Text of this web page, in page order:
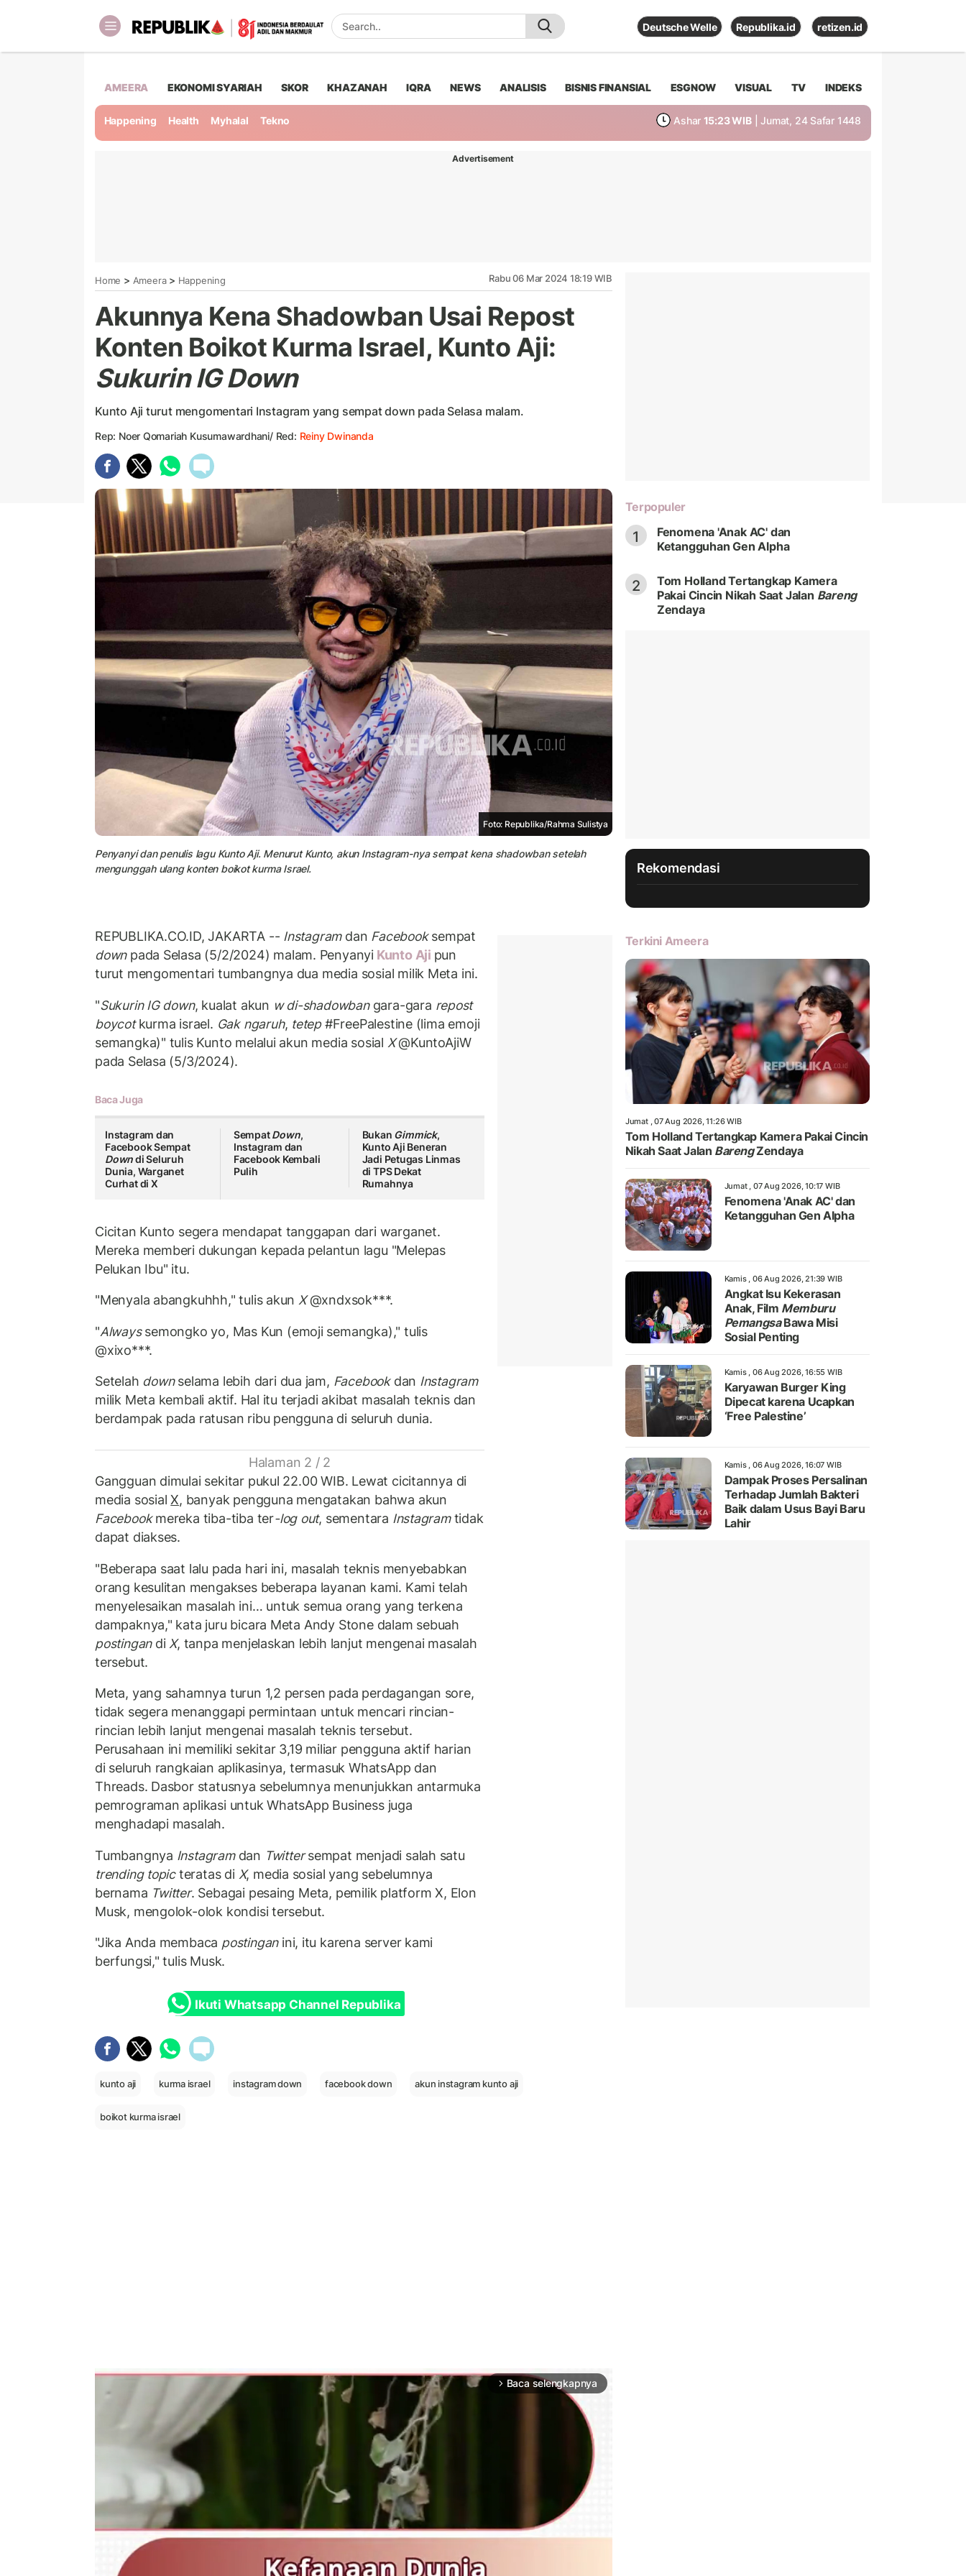
Deutsche Welle Republika.id retizen.id
AMEERA EKONOMI SYARIAH SKOR KHAZANAH IQRA NEWS ANALISIS BISNIS FINANSIAL ESGNOW VISUAL TV INDEKS
Happening Health Myhalal Tekno Ashar 15:23 WIB | Jumat, 24 Safar 1448
Advertisement
Home > Ameera> Happening Rabu 06 Mar 2024 18:19 WIB
Akunnya Kena Shadowban Usai Repost
Konten Boikot Kurma Israel, Kunto Aji:
Sukurin IG Down
Kunto Aji turut mengomentari Instagram yang sempat down pada Selasa malam.
Rep: Noer Qomariah Kusumawardhani/ Red: Reiny Dwinanda
Foto: Republika/Rahma Sulistya
Penyanyi dan penulis lagu Kunto Aji. Menurut Kunto, akun Instagram-nya sempat kena shadowban setelah
mengunggah ulang konten boikot kurma Israel.
REPUBLIKA.CO.ID, JAKARTA -- Instagramdan Facebooksempat
downpada Selasa (5/2/2024) malam. PenyanyiKunto Aji pun
turut mengomentari tumbangnya dua media sosial milik Meta ini.
"Sukurin IG down, kualat akun w di-shadowbangara-gara repost
boycotkurma israel. Gak ngaruh, tetep#FreePalestine (lima emoji
semangka)" tulis Kunto melalui akun media sosial X@KuntoAjiW
pada Selasa (5/3/2024).
Baca Juga
Instagram dan
Facebook Sempat
Downdi Seluruh
Dunia, Warganet
Curhat di X
SempatDown,
Instagram dan
Facebook Kembali
Pulih
Bukan Gimmick,
Kunto Aji Beneran
Jadi Petugas Linmas
di TPS Dekat
Rumahnya
Cicitan Kunto segera mendapat tanggapan dari warganet.
Mereka memberi dukungan kepada pelantun lagu "Melepas
Pelukan Ibu" itu.
"Menyala abangkuhhh," tulis akun X@xndxsok***.
"Alwayssemongko yo, Mas Kun (emoji semangka)," tulis
@xixo***.
Setelah downselama lebih dari dua jam, Facebookdan Instagram
milik Meta kembali aktif. Hal itu terjadi akibat masalah teknis dan
berdampak pada ratusan ribu pengguna di seluruh dunia.
Halaman 2 / 2
Gangguan dimulai sekitar pukul 22.00 WIB. Lewat cicitannya di
media sosialX, banyak pengguna mengatakan bahwa akun
Facebookmereka tiba-tiba ter-log out, sementara Instagramtidak
dapat diakses.
"Beberapa saat lalu pada hari ini, masalah teknis menyebabkan
orang kesulitan mengakses beberapa layanan kami. Kami telah
menyelesaikan masalah ini… untuk semua orang yang terkena
dampaknya," kata juru bicara Meta Andy Stone dalam sebuah
postingandi X, tanpa menjelaskan lebih lanjut mengenai masalah
tersebut.
Meta, yang sahamnya turun 1,2 persen pada perdagangan sore,
tidak segera menanggapi permintaan untuk mencari rincian-
rincian lebih lanjut mengenai masalah teknis tersebut.
Perusahaan ini memiliki sekitar 3,19 miliar pengguna aktif harian
di seluruh rangkaian aplikasinya, termasuk WhatsApp dan
Threads. Dasbor statusnya sebelumnya menunjukkan antarmuka
pemrograman aplikasi untuk WhatsApp Business juga
menghadapi masalah.
Tumbangnya Instagramdan Twittersempat menjadi salah satu
trending topicteratas di X, media sosial yang sebelumnya
bernama Twitter. Sebagai pesaing Meta, pemilik platform X, Elon
Musk, mengolok-olok kondisi tersebut.
"Jika Anda membaca postinganini, itu karena server kami
berfungsi," tulis Musk.
Ikuti Whatsapp Channel Republika
kunto aji kurma israel instagram down facebook down akun instagram kunto aji
boikot kurma israel
arrow_forward_ios Baca selengkapnya
Terpopuler
1
Fenomena 'Anak AC' dan
Ketangguhan Gen Alpha
2
Tom Holland Tertangkap Kamera
Pakai Cincin Nikah Saat Jalan Bareng
Zendaya
Rekomendasi
Terkini Ameera
Jumat , 07 Aug 2026, 11:26 WIB
Tom Holland Tertangkap Kamera Pakai Cincin
Nikah Saat Jalan BarengZendaya
Jumat , 07 Aug 2026, 10:17 WIB
Fenomena 'Anak AC' dan
Ketangguhan Gen Alpha
Kamis , 06 Aug 2026, 21:39 WIB
Angkat Isu Kekerasan
Anak, Film Memburu
PemangsaBawa Misi
Sosial Penting
Kamis , 06 Aug 2026, 16:55 WIB
Karyawan Burger King
Dipecat karena Ucapkan
‘Free Palestine’
Kamis , 06 Aug 2026, 16:07 WIB
Dampak Proses Persalinan
Terhadap Jumlah Bakteri
Baik dalam Usus Bayi Baru
Lahir